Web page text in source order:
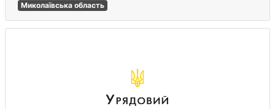
Миколаївська область